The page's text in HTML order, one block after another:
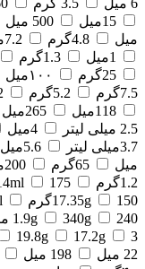
6 میل
3.5 گرم 60
15میل
500 میل
میل
4.8گرم 7.2میل
1میل
1.3گرم
25گرم
۱۰۰میل
7.5گرم
5.2گرم
118میل
265میل
2.5 میلی لیتر
4میل
3.7میلی لیتر
5.6میل
میل
65گرم 200میل
1.2گرم
175میل
17.35g
150گرم
1.9g
340g 240 میل
19.8g 17.2g 3 گرم
22 میل
198 میل